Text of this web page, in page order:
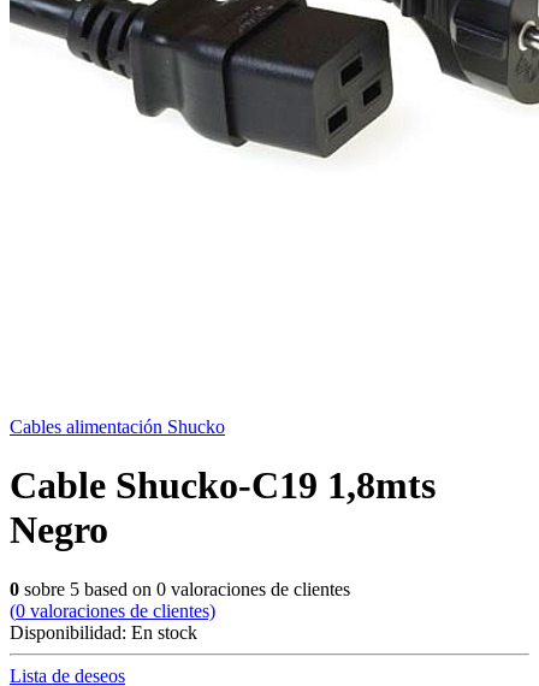
Cables alimentación Shucko
Cable Shucko-C19 1,8mts
Negro
0 sobre 5 based on 0 valoraciones de clientes
(0 valoraciones de clientes)
Disponibilidad: En stock
Lista de deseos